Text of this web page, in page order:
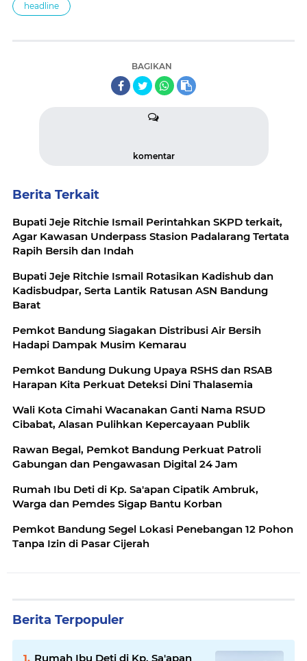
headline
BAGIKAN
komentar
Berita Terkait
Bupati Jeje Ritchie Ismail Perintahkan SKPD terkait,
Agar Kawasan Underpass Stasion Padalarang Tertata
Rapih Bersih dan Indah
Bupati Jeje Ritchie Ismail Rotasikan Kadishub dan
Kadisbudpar, Serta Lantik Ratusan ASN Bandung
Barat
Pemkot Bandung Siagakan Distribusi Air Bersih
Hadapi Dampak Musim Kemarau
Pemkot Bandung Dukung Upaya RSHS dan RSAB
Harapan Kita Perkuat Deteksi Dini Thalasemia
Wali Kota Cimahi Wacanakan Ganti Nama RSUD
Cibabat, Alasan Pulihkan Kepercayaan Publik
Rawan Begal, Pemkot Bandung Perkuat Patroli
Gabungan dan Pengawasan Digital 24 Jam
Rumah Ibu Deti di Kp. Sa'apan Cipatik Ambruk,
Warga dan Pemdes Sigap Bantu Korban
Pemkot Bandung Segel Lokasi Penebangan 12 Pohon
Tanpa Izin di Pasar Cijerah
Berita Terpopuler
Rumah Ibu Deti di Kp. Sa'apan